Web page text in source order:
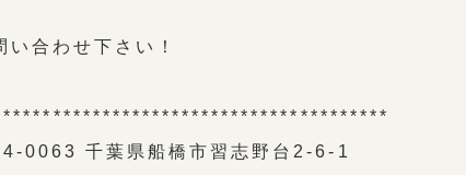
合わせ下さい！
0063 千葉県船橋市習志野台2-6-1